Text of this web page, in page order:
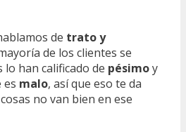
de trato y
de los clientes se
lo han calificado de pésimoy
es malo, así que eso te da
no van bien en ese